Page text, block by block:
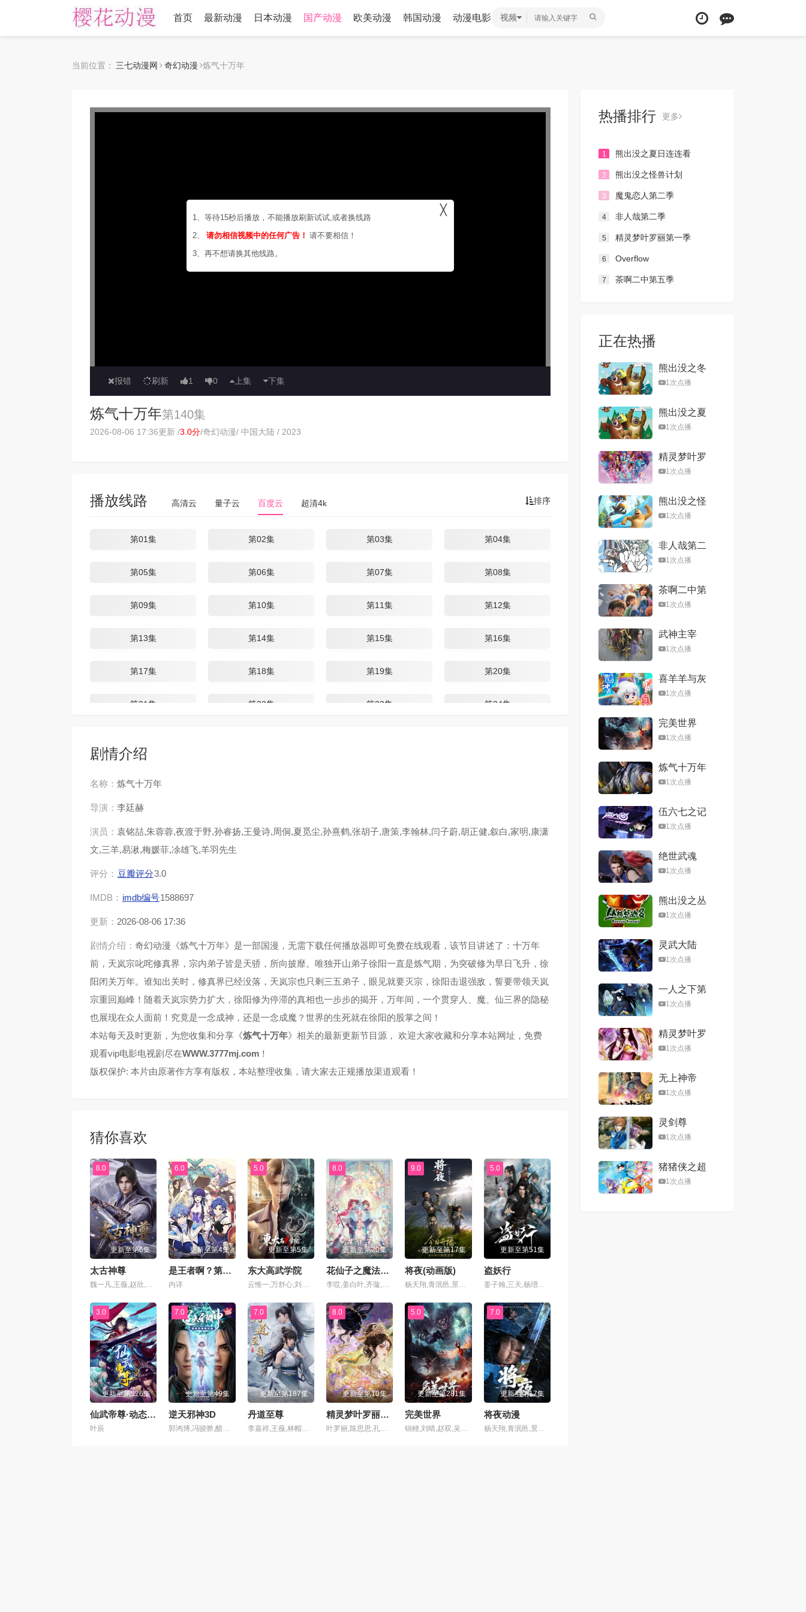
首页 最新动漫 日本动漫 国产动漫 欧美动漫 韩国动漫 动漫电影 视频
当前位置： 三七动漫网 奇幻动漫 炼气十万年
报错 刷新 1 0 上集 下集
1、等待15秒后播放，不能播放刷新试试,或者换线路
2、
请勿相信视频中的任何广告！ 请不要相信！
3、再不想请换其他线路。
╳
炼气十万年第140集
2026-08-06 17:36更新 /3.0分/奇幻动漫/ 中国大陆 / 2023
排序
播放线路 高清云 量子云 百度云 超清4k
第01集 第02集 第03集 第04集
第05集 第06集 第07集 第08集
第09集 第10集 第11集 第12集
第13集 第14集 第15集 第16集
第17集 第18集 第19集 第20集
第21集 第22集 第23集 第24集
第33集
第37集 第38集 第39集 第40集
第41集
第45集
第53集 第54集 第55集 第56集
第57集 第58集 第59集 第60集
第61集 第62集 第63集 第64集
第65集 第66集 第67集
第73集
第77集 第78集 第79集 第80集
第81集 第82集 第83集 第84集
第85集 第86集 第87集 第88集
第90集 第91集 第92集
第97集 第98集 第99集 第100集
第101集 第102集 第103集 第104集
第105集 第106集 第107集 第108集
第110集 第111集 第112集
剧情介绍
名称： 炼气十万年
导演： 李廷赫
演员： 袁铭喆,朱蓉蓉,夜渡于野,孙睿扬,王曼诗,周侗,夏觅尘,孙熹鹤,张胡子,唐策,李翰林,闫子蔚,胡正健,叙白,家明,康潇
文,三羊,易湫,梅媛菲,凃雄飞,羊羽先生
评分： 豆瓣评分3.0
IMDB： imdb编号1588697
更新： 2026-08-06 17:36
剧情介绍： 奇幻动漫《炼气十万年》是一部国漫，无需下载任何播放器即可免费在线观看，该节目讲述了：十万年
前，天岚宗叱咤修真界，宗内弟子皆是天骄，所向披靡。唯独开山弟子徐阳一直是炼气期，为突破修为早日飞升，徐
阳闭关万年。谁知出关时，修真界已经没落，天岚宗也只剩三五弟子，眼见就要灭宗，徐阳击退强敌，誓要带领天岚
宗重回巅峰！随着天岚宗势力扩大，徐阳修为停滞的真相也一步步的揭开，万年间，一个贯穿人、魔、仙三界的隐秘
也展现在众人面前！究竟是一念成神，还是一念成魔？世界的生死就在徐阳的股掌之间！
本站每天及时更新，为您收集和分享《炼气十万年》相关的最新更新节目源， 欢迎大家收藏和分享本站网址，免费
观看vip电影电视剧尽在WWW.3777mj.com ！
版权保护: 本片由原著作方享有版权，本站整理收集，请大家去正规播放渠道观看！
猜你喜欢
8.0
更新至第6集
太古神尊
魏一凡,王薇,赵欣,六点点,张恩泽,夜叉,北炎,林帽帽,温馨
6.0
更新至第4集
是王者啊？第六季
内详
5.0
更新至第5集
东大高武学院
云惟一,万舒心,刘琮,张惠霖,李铮,李兰陵,心念,韩祺,常文涛,浮梦若薇,崔郅昊,青琳昊,杨磊,王广龙,弋凡,王婧儿,胡亚捷,黄嘉炜,胡霖,赵俊凌,贺文潇
8.0
更新至第20集
花仙子之魔法香对论
李哎,姜白叶,齐璇,马斑马,江时暖,颜辉,叮当,司小幽,江月,萧秋子,黎筱濛,戈昕宇,黄玮,小连杀,任景行,刘渕,李沈倩,张啸雨,崔轶辰,王辅平,吴童,斯诺,王世旸
9.0
更新至第17集
将夜(动画版)
杨天翔,青泯邑,景向谁依,魏超,贺文潇
5.0
更新至第51集
盗妖行
姜子翰,三天,杨瑨晗,毕莹超,阿沁,冯泽锐,唐策,闫子蔚,阮伊菲,刘李桥,家明,康潇文
3.0
更新至第526集
仙武帝尊·动态漫画
叶辰
7.0
更新至第49集
逆天邪神3D
郭鸿博,冯骏骅,醋醋,筱筝,Xiaozheng,富贵,沈达威,不一,谢添天
7.0
更新至第187集
丹道至尊
李嘉祥,王薇,林帽帽,关帅,万纯,傅晨阳,赵欣,舒雷,杨塑坤
8.0
更新至第10集
精灵梦叶罗丽第十一季（下）
叶罗丽,陈思思,孔雀,舒言,茉莉,建鹏,亮彩,齐娜,菲灵,辛灵,冰公主,水王子
5.0
更新至第281集
完美世界
锦鲤,刘晴,赵双,吴楚越,阎么么,宣晓鸣
7.0
更新至第17集
将夜动漫
杨天翔,青泯邑,景向谁依,魏超,贺文潇
热播排行 更多
1 熊出没之夏日连连看
2 熊出没之怪兽计划
3 魔鬼恋人第二季
4 非人哉第二季
5 精灵梦叶罗丽第一季
6 Overflow
7 茶啊二中第五季
正在热播
熊出没之冬
日乐翻天
1次点播
熊出没之夏
日连连看
1次点播
精灵梦叶罗
丽第一季
1次点播
熊出没之怪
兽计划
1次点播
非人哉第二
季1次点播
茶啊二中第
五季1次点播
武神主宰
1次点播
喜羊羊与灰
太狼之心世
1次点播
完美世界
1次点播
炼气十万年
1次点播
伍六七之记
忆碎片
1次点播
绝世武魂
1次点播
熊出没之丛
林总动员
1次点播
灵武大陆
1次点播
一人之下第
六季1次点播
精灵梦叶罗
丽第八季
1次点播
无上神帝
1次点播
灵剑尊
1次点播
猪猪侠之超
星五灵侠第
1次点播